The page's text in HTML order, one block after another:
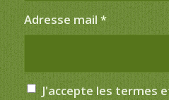
Adresse mail *
J'accepte les termes